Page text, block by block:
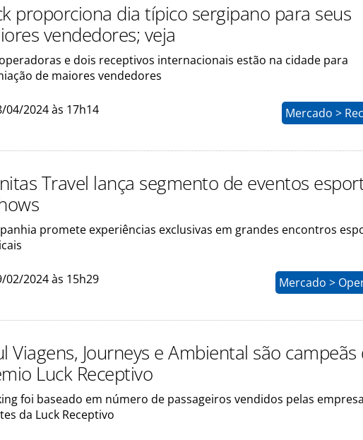
proporciona dia típico sergipano para seus
vendedores; veja
e dois receptivos internacionais estão na cidade para
de maiores vendedores
04/2024 às 17h14 Mercado >
Travel lança segmento de eventos
promete experiências exclusivas em grandes encontros
02/2024 às 15h29 Mercado >
Viagens, Journeys e Ambiental são campeãs
Luck Receptivo
foi baseado em número de passageiros vendidos pelas
da Luck Receptivo